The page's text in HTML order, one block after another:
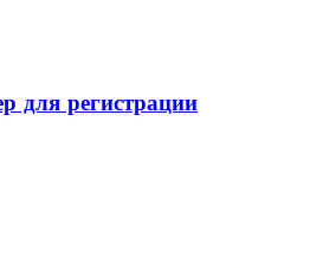
для регистрации